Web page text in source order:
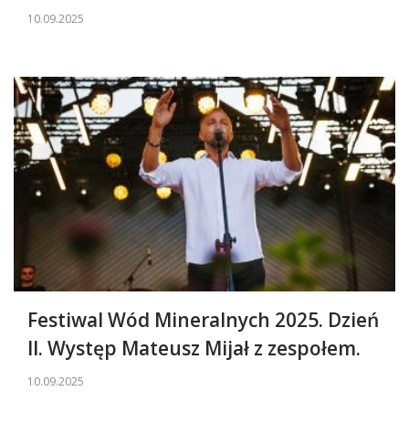
10.09.2025
Festiwal Wód Mineralnych 2025. Dzień
II. Występ Mateusz Mijał z zespołem.
10.09.2025